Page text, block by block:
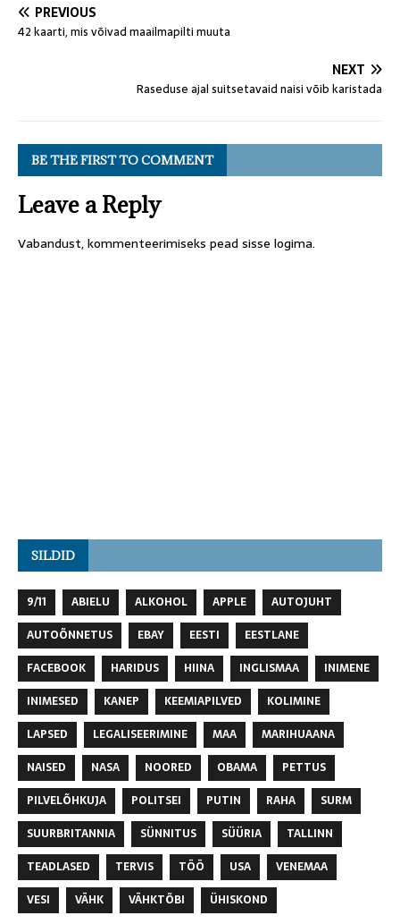
PREVIOUS
42 kaarti, mis võivad maailmapilti muuta
NEXT
Raseduse ajal suitsetavaid naisi võib karistada
BE THE FIRST TO COMMENT
Leave a Reply
Vabandust, kommenteerimiseks pead sisse logima.
SILDID
9/11 ABIELU ALKOHOL APPLE
AUTOJUHT
AUTOÕNNETUS
EBAY EESTI
EESTLANE
FACEBOOK
HARIDUS HIINA INGLISMAA
INIMENE
INIMESED
KANEP KEEMIAPILVED
KOLIMINE
LAPSED
LEGALISEERIMINE MAA
MARIHUAANA
NAISED
NASA NOORED OBAMA
PETTUS
PILVELÕHKUJA
POLITSEI PUTIN RAHA
SURM
SUURBRITANNIA
SÜNNITUS SÜÜRIA
TALLINN
TEADLASED
TERVIS TÖÖ USA
VENEMAA
VESI
VÄHK VÄHKTÕBI ÜHISKOND